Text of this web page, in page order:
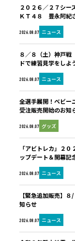
2026.08.07 ニュース
２０２６／２７シー
ＫＴ４８ 豊永阿紀
2026.08.07 ニュース
８／８（土）神戸
ドで練習見学をしよ
2026.08.07 グッズ
全選手展開！ベビー
受注販売開始のお知
2026.08.07 ニュース
「アビトレカ」２
ップデート＆開幕記
2026.08.07 ニュース
【緊急追加販売】
知らせ